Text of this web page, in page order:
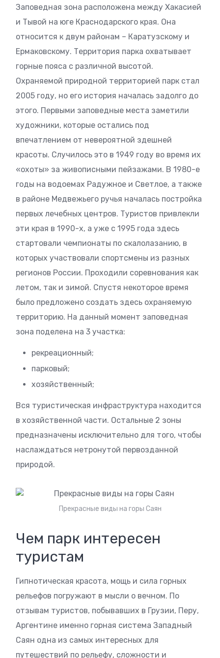
Заповедная зона расположена между Хакасией
и Тывой на юге Краснодарского края. Она
относится к двум районам – Каратузскому и
Ермаковскому. Территория парка охватывает
горные пояса с различной высотой.
Охраняемой природной территорией парк стал
2005 году, но его история началась задолго до
этого. Первыми заповедные места заметили
художники, которые остались под
впечатлением от невероятной здешней
красоты. Случилось это в 1949 году во время их
«охоты» за живописными пейзажами. В 1980-е
годы на водоемах Радужное и Светлое, а также
в районе Медвежьего ручья началась постройка
первых лечебных центров. Туристов привлекли
эти края в 1990-х, а уже с 1995 года здесь
стартовали чемпионаты по скалолазанию, в
которых участвовали спортсмены из разных
регионов России. Проходили соревнования как
летом, так и зимой. Спустя некоторое время
было предложено создать здесь охраняемую
территорию. На данный момент заповедная
зона поделена на 3 участка:
рекреационный;
парковый;
хозяйственный;
Вся туристическая инфраструктура находится
в хозяйственной части. Остальные 2 зоны
предназначены исключительно для того, чтобы
наслаждаться нетронутой первозданной
природой.
Прекрасные виды на горы Саян
Чем парк интересен
туристам
Гипнотическая красота, мощь и сила горных
рельефов погружают в мысли о вечном. По
отзывам туристов, побывавших в Грузии, Перу,
Аргентине именно горная система Западный
Саян одна из самых интересных для
путешествий по рельефу, сложности и